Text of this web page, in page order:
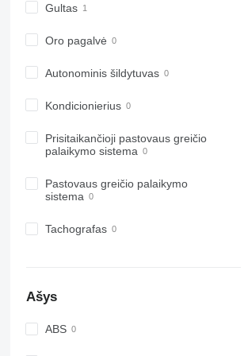
Gultas
Oro pagalvė
Autonominis šildytuvas
Kondicionierius
Prisitaikančioji pastovaus greičio
palaikymo sistema
Pastovaus greičio palaikymo
sistema
Tachografas
Ašys
ABS